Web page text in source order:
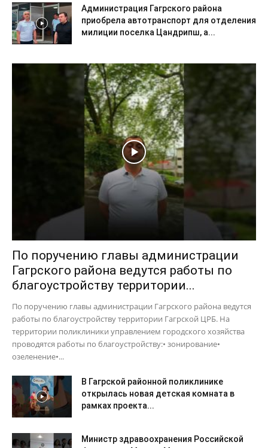
Администрация Гагрского района
приобрела автотранспорт для отделения
милиции поселка Цандрипш, а...
По поручению главы администрации
Гагрского района ведутся работы по
благоустройству территории...
По поручению главы администрации Гагрского района ведутся
работы по благоустройству территории Гагрской ЦРБ. На
территории поликлиники управлением городского хозяйства
проводятся работы по благоустройству:• зонирование•
озеленение•...
В Гагрской районной поликлинике
открылась новая детская комната в
рамках проекта...
Министр здравоохранения Российской